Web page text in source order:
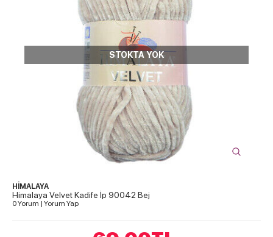
STOKTA YOK
HİMALAYA
Himalaya Velvet Kadife İp 90042 Bej
0 Yorum | Yorum Yap